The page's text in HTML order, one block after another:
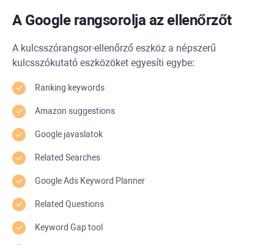
A Google rangsorolja az ellenőrzőt
A kulcsszórangsor-ellenőrző eszköz a népszerű
kulcsszókutató eszközöket egyesíti egybe:
Ranking keywords
Amazon suggestions
Google javaslatok
Related Searches
Google Ads Keyword Planner
Related Questions
Keyword Gaptool